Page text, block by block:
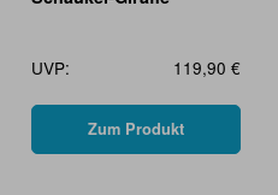
UVP: 119,90 €
Zum Produkt